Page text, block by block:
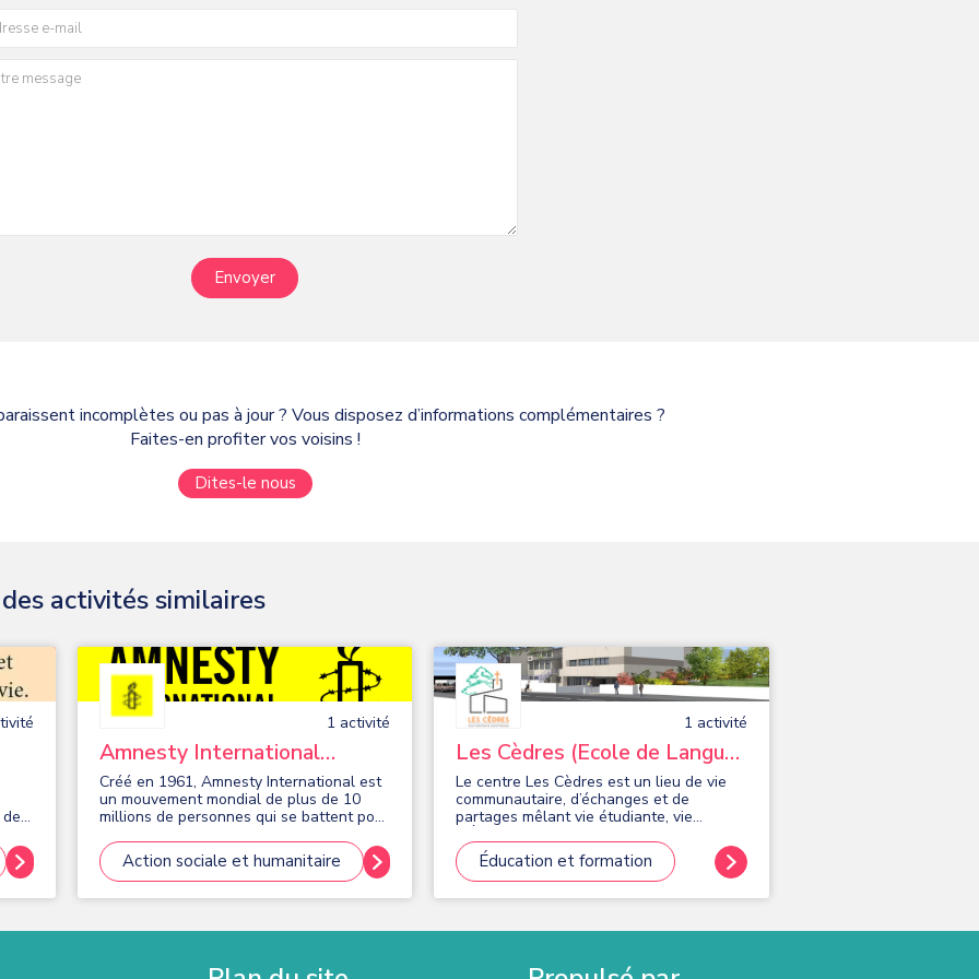
Envoyer
incomplètes ou pas à jour ? Vous disposez d’informations complémentaires ?
Faites-en profiter vos voisins !
Dites-le nous
activités similaires
1 activité
Amnesty International
Groupe des Hauts de Bièvre
Créé en 1961, Amnesty International est
un mouvement mondial de plus de 10
millions de personnes qui se battent pour
l’ensemble des droits inscrits dans la
Déclaration universelle des droits de
l’Homme de 1948. Le groupe local ,
propose aussi des interventions pour
Action sociale et humanitaire
1 activité
Les Cèdres (Ecole de Langue
Françaises)
Le centre Les Cèdres est un lieu de vie
communautaire, d’échanges et de
partages mêlant vie étudiante, vie
particulier une école de langue française.
Agréé par France Éducation International
(FEI), l'association Les Cèdres est aussi
un centre de passation TCF (Test de
Éducation et formation